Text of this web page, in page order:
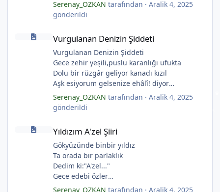
Kestane dallar efsunkār
Ormanla maviye kilitli
Sahip olmadığımız rüyalarda yağmurla
gözyaşı Tanrı’nın aynası, kedili kapı
Sonsuza kadar bahar
Kestane dallar efsunkâr
Sahip olmadığımız rüyalarda yağmurla
gözyaşı Tanrı’nın aynası, kedili kapı
Bir ay gibi... Donuk...
Bir çocuk gibi içine bürünmüş
Kefenim yıldızlara gömülmüş.
(Serenay Özkan,Viata)
Serenay_OZKAN tarafından · Aralik 4, 2025
gönderildi
Vurgulanan Denizin Şiddeti
Vurgulanan Denizin Şiddeti
Gece zehir yeşili,puslu karanlığı ufukta
Dolu bir rüzgâr geliyor kanadı kızıl
Aşk esiyorum gelsenize ehâlî! diyor
Yahut bilmiyor gülüm
İçimde bir denizin şiddeti güz yağmurlarını
bırakıyor
Yağmurda kuşlar uçamaz ki.
(Serenay Özkan)
Serenay_OZKAN tarafından · Aralik 4, 2025
gönderildi
Yıldızım A'zel Şiiri
Gökyüzünde binbir yıldız
Ta orada bir parlaklık
Dedim ki:"A'zel..."
Gece edebi özler
Bir yağmur
Serenay_OZKAN tarafından · Aralik 4, 2025
*